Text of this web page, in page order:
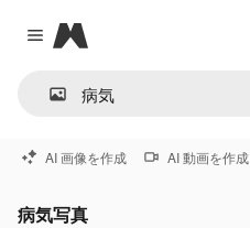
Close menu
Magnific
AI 画像を作成 AI 動画を作成
病気写真